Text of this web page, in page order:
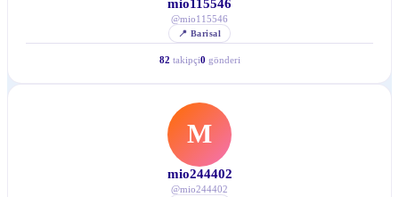
mio115546
@mio115546
📍 Barisal
82 takipçi0 gönderi
M
mio244402
@mio244402